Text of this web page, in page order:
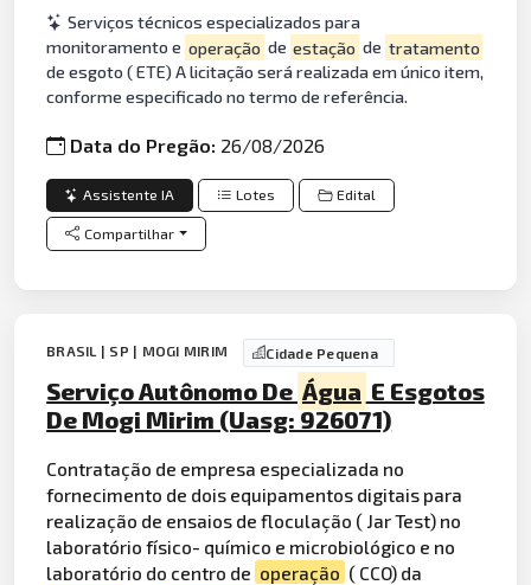
Serviços técnicos especializados para
monitoramento e operação de estação de tratamento
de esgoto ( ETE) A licitação será realizada em único item,
conforme especificado no termo de referência.
Data do Pregão: 26/08/2026
Assistente IA Lotes Edital
Compartilhar
BRASIL | SP | MOGI MIRIM Cidade Pequena
Serviço Autônomo De Água E Esgotos
De Mogi Mirim (Uasg: 926071)
Contratação de empresa especializada no
fornecimento de dois equipamentos digitais para
realização de ensaios de floculação ( Jar Test) no
laboratório físico- químico e microbiológico e no
laboratório do centro de operação ( CCO) da